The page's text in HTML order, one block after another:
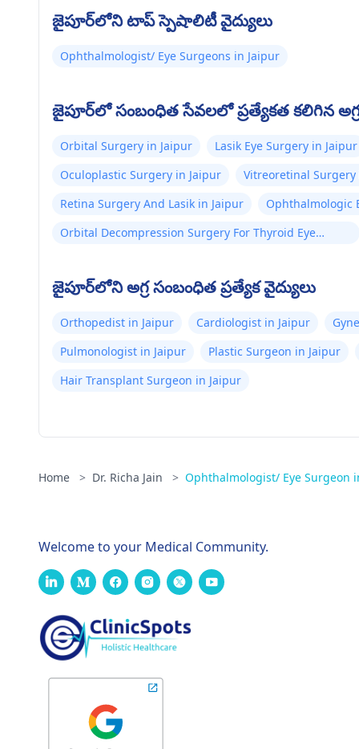
జైపూర్‌లోని టాప్ స్పెషాలిటీ వైద్యులు
Ophthalmologist/ Eye Surgeons in Jaipur
జైపూర్‌లో సంబంధిత సేవలలో ప్రత్యేకత కలిగిన అగ్ర
Orbital Surgery in Jaipur Lasik Eye Surgery in Jaipur
Oculoplastic Surgery in Jaipur
Vitreoretinal Surgery
Retina Surgery And Lasik in Jaipur
Ophthalmologic
Orbital Decompression Surgery For Thyroid Eye
జైపూర్‌లోని అగ్ర సంబంధిత ప్రత్యేక వైద్యులు
Orthopedist in Jaipur Cardiologist in Jaipur
Pulmonologist in Jaipur
Plastic Surgeon in Jaipur
Hair Transplant Surgeon in Jaipur
Home > Dr. Richa Jain > Ophthalmologist/ Eye Surgeon
Welcome to your Medical Community.